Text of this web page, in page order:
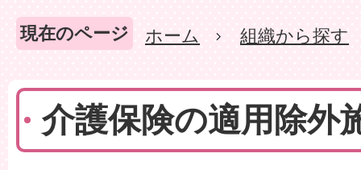
現在のページ ホーム 組織から探す
介護保険の適用除外